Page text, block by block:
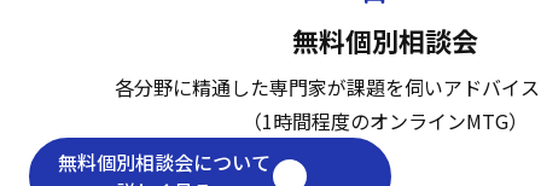
無料個別相談会
各分野に精通した専門家が課題を伺いアドバイ
（1時間程度のオンラインMTG）
無料個別相談会について